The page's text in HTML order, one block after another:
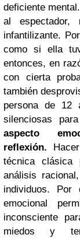
deficiente
al
infantilizante.
como si ella
entonces, en
con cierta
también
persona de 12
silenciosas
aspecto
reflexión.
técnica
análisis
individuos.
emocional
inconsciente
miedos y